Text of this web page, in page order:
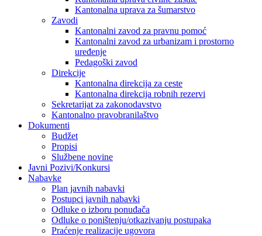
Kantonalna uprava za šumarstvo
Zavodi
Kantonalni zavod za pravnu pomoć
Kantonalni zavod za urbanizam i prostorno
uređenje
Pedagoški zavod
Direkcije
Kantonalna direkcija za ceste
Kantonalna direkcija robnih rezervi
Sekretarijat za zakonodavstvo
Kantonalno pravobranilaštvo
Dokumenti
Budžet
Propisi
Službene novine
Javni Pozivi/Konkursi
Nabavke
Plan javnih nabavki
Postupci javnih nabavki
Odluke o izboru ponuđača
Odluke o poništenju/otkazivanju postupaka
Praćenje realizacije ugovora